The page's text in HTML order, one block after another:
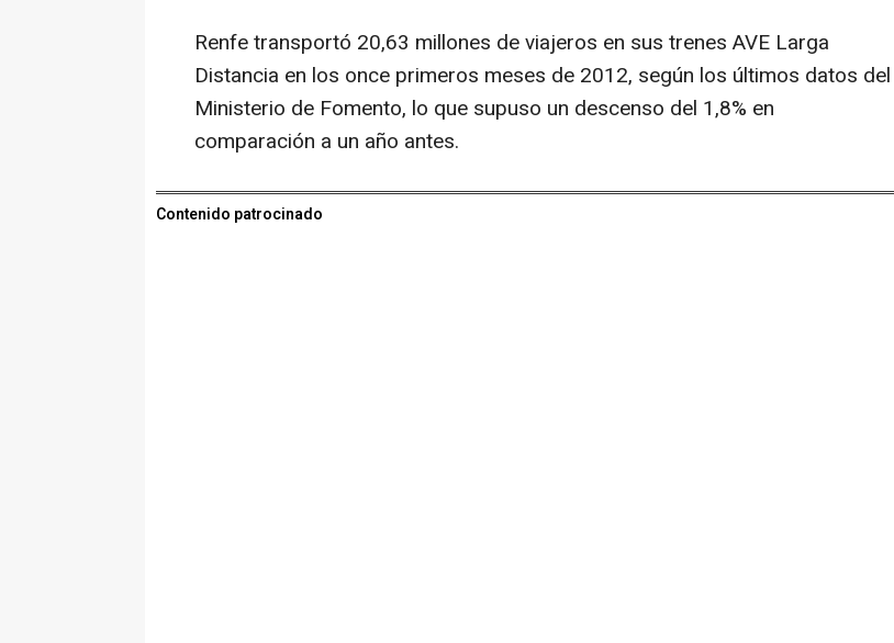
Renfe transportó 20,63 millones de viajeros en sus trenes AVE Larga
Distancia en los once primeros meses de 2012, según los últimos datos del
Ministerio de Fomento, lo que supuso un descenso del 1,8% en
comparación a un año antes.
Contenido patrocinado